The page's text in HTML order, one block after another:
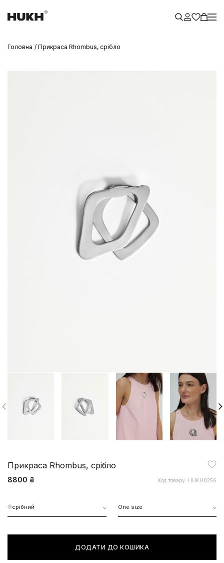
Головна Прикраса Rhombus, срібло
Прикраса Rhombus, срібло
8800 ₴ Код товару: HUKH0256
срібний One size
ДОДАТИ ДО КОШИКА